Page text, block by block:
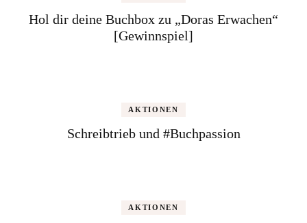
Hol dir deine Buchbox zu „Doras Erwachen“
[Gewinnspiel]
AKTIONEN
Schreibtrieb und #Buchpassion
AKTIONEN